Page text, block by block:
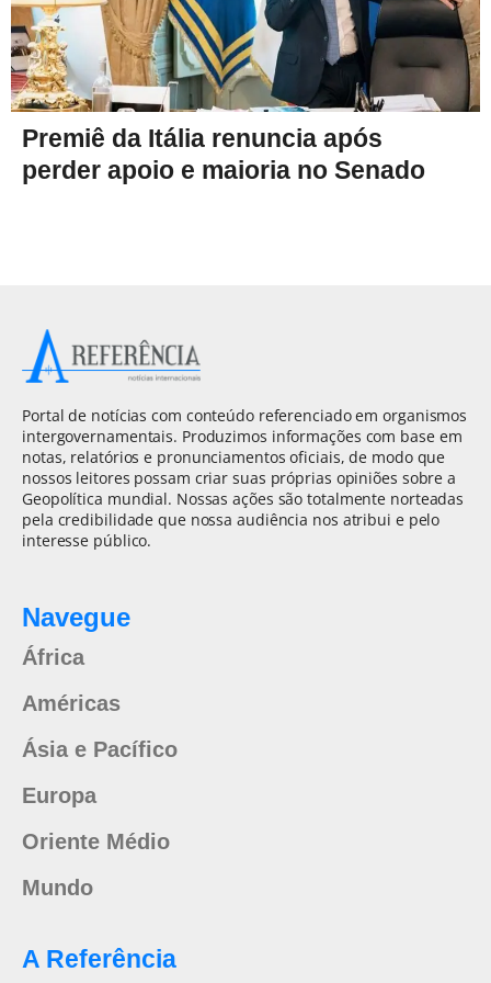
Premiê da Itália renuncia após
perder apoio e maioria no Senado
Portal de notícias com conteúdo referenciado em organismos
intergovernamentais. Produzimos informações com base em
notas, relatórios e pronunciamentos oficiais, de modo que
nossos leitores possam criar suas próprias opiniões sobre a
Geopolítica mundial. Nossas ações são totalmente norteadas
pela credibilidade que nossa audiência nos atribui e pelo
interesse público.
Navegue
África
Américas
Ásia e Pacífico
Europa
Oriente Médio
Mundo
A Referência